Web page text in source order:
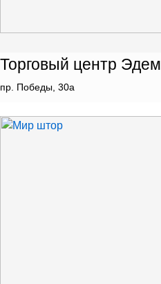
Торговый центр Эдем
пр. Победы, 30а